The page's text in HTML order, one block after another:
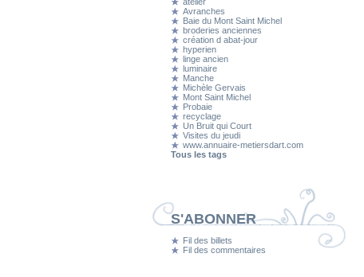
Avranches
Baie du Mont Saint Michel
broderies anciennes
création d abat-jour
hyperien
linge ancien
luminaire
Manche
Michèle Gervais
Mont Saint Michel
Probaie
recyclage
Un Bruit qui Court
Visites du jeudi
www.annuaire-metiersdart.com
Tous les tags
S'ABONNER
Fil des billets
Fil des commentaires